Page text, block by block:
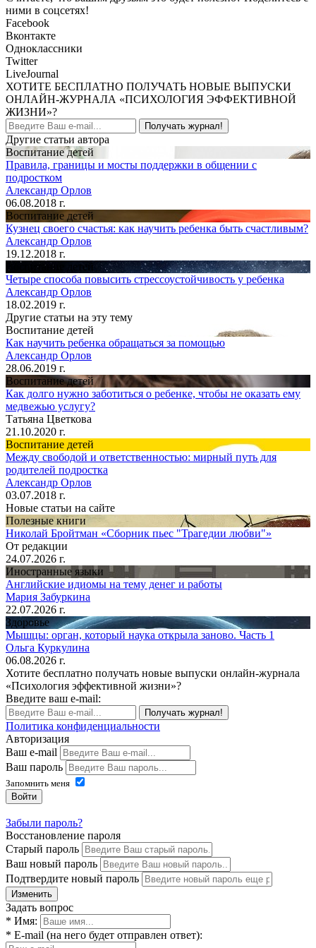
ними в соцсетях!
Facebook
Вконтакте
Одноклассники
Twitter
LiveJournal
ХОТИТЕ БЕСПЛАТНО ПОЛУЧАТЬ НОВЫЕ ВЫПУСКИ
ОНЛАЙН-ЖУРНАЛА «ПСИХОЛОГИЯ ЭФФЕКТИВНОЙ
ЖИЗНИ»?
Получать журнал!
Другие статьи автора
Воспитание детей
Правила, границы и мосты поддержки в общении с
подростком
Александр Орлов
06.08.2018 г.
Воспитание детей
Кузнец своего счастья: как научить ребенка быть счастливым?
Александр Орлов
19.12.2018 г.
Воспитание детей
Четыре способа повысить стрессоустойчивость у ребенка
Александр Орлов
18.02.2019 г.
Другие статьи на эту тему
Воспитание детей
Как научить ребенка обращаться за помощью
Александр Орлов
28.06.2019 г.
Воспитание детей
Как долго нужно заботиться о ребенке, чтобы не оказать ему
медвежью услугу?
Татьяна Цветкова
21.10.2020 г.
Воспитание детей
Между свободой и ответственностью: мирный путь для
родителей подростка
Александр Орлов
03.07.2018 г.
Новые статьи на сайте
Полезные книги
Николай Бройтман «Сборник пьес "Трагедии любви"»
От редакции
24.07.2026 г.
Иностранные языки
Английские идиомы на тему денег и работы
Мария Забуркина
22.07.2026 г.
Здоровье
Мышцы: орган, который наука открыла заново. Часть 1
Ольга Куркулина
06.08.2026 г.
Хотите бесплатно получать новые выпуски онлайн-журнала
«Психология эффективной жизни»?
Введите ваш e-mail:
Получать журнал!
Политика конфиденциальности
Авторизация
Ваш e-mail
Ваш пароль
Запомнить меня
Войти
Забыли пароль?
Восстановление пароля
Старый пароль
Ваш новый пароль
Подтвердите новый пароль
Изменить
Задать вопрос
* Имя:
* E-mail (на него будет отправлен ответ):